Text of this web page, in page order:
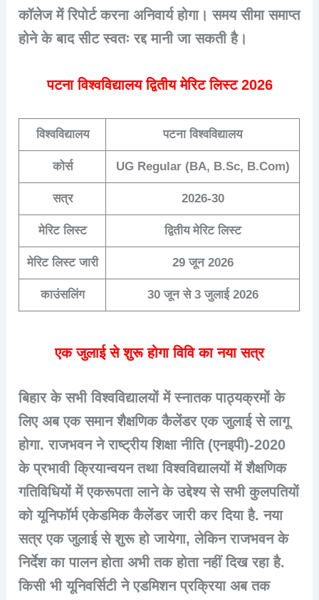
कॉलेज में रिपोर्ट करना अनिवार्य होगा। समय सीमा समाप्त
होने के बाद सीट स्वतः रद्द मानी जा सकती है।
पटना विश्वविद्यालय द्वितीय मेरिट लिस्ट 2026
विश्वविद्यालय पटना विश्वविद्यालय
कोर्स UG Regular (BA, B.Sc, B.Com)
सत्र 2026-30
मेरिट लिस्ट द्वितीय मेरिट लिस्ट
मेरिट लिस्ट जारी 29 जून 2026
काउंसलिंग 30 जून से 3 जुलाई 2026
एक जुलाई से शुरू होगा विवि का नया सत्र
बिहार के सभी विश्वविद्यालयों में स्नातक पाठ्यक्रमों के
लिए अब एक समान शैक्षणिक कैलेंडर एक जुलाई से लागू
होगा. राजभवन ने राष्ट्रीय शिक्षा नीति (एनइपी)-2020
के प्रभावी क्रियान्वयन तथा विश्वविद्यालयों में शैक्षणिक
गतिविधियों में एकरूपता लाने के उद्देश्य से सभी कुलपतियों
को यूनिफॉर्म एकेडमिक कैलेंडर जारी कर दिया है. नया
सत्र एक जुलाई से शुरू हो जायेगा, लेकिन राजभवन के
निर्देश का पालन होता अभी तक होता नहीं दिख रहा है.
किसी भी यूनिवर्सिटी ने एडमिशन प्रक्रिया अब तक